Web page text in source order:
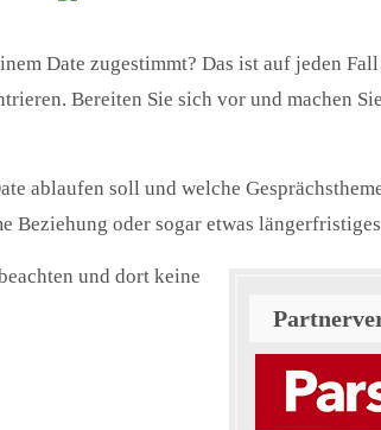
Date zugestimmt? Das ist auf jeden
Bereiten Sie sich vor und machen
ablaufen soll und welche
Beziehung oder sogar etwas
und dort keine